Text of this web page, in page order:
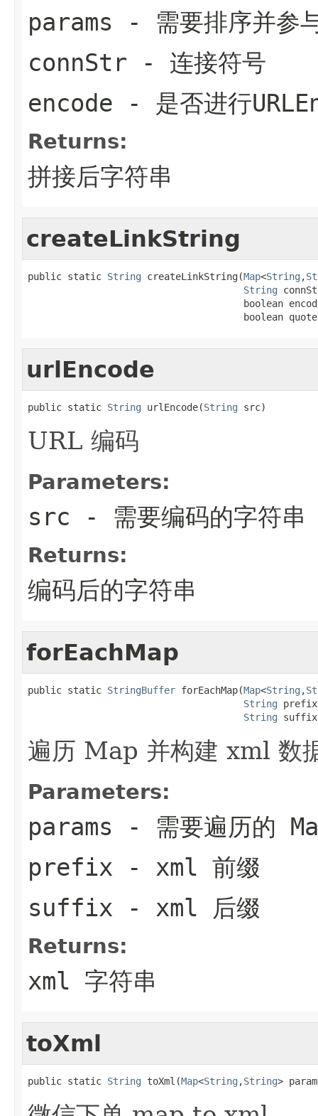
params - 需要排序并参
connStr - 连接符号
encode - 是否进行
Returns:
拼接后字符串
createLinkString
public static String createLinkString(Map<String ,
String
boolean
boolean
urlEncode
public static String urlEncode(String src)
URL 编码
Parameters:
src - 需要编码的字符串
Returns:
编码后的字符串
forEachMap
public static StringBuffer forEachMap(Map<String ,
String
String
遍历 Map 并构建 xml 数
Parameters:
params - 需要遍历的
prefix - xml 前缀
suffix - xml 后缀
Returns:
xml 字符串
toXml
public static String toXml(Map<String ,String>